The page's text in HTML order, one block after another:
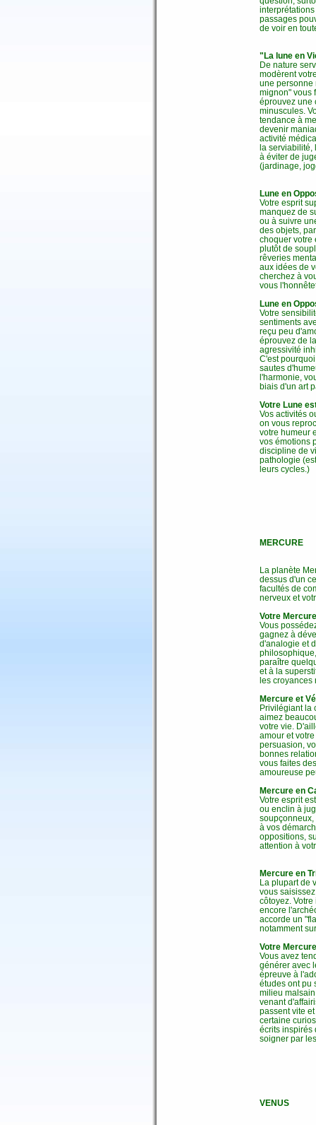
passages
de voir en
"La lune en
De nature
modèrent
une personne
mignon" vous
éprouvez une
minuscules.
tendance à
devenir
activité
la serviabilité,
à éviter de
(jardinage,
Lune en
Votre esprit
manquez de
ou à suivre
des objets,
choquer votre
plutôt de
rêveries
aux idées de
cherchez à
vous
Lune en
Votre
sentiments
reçu peu
éprouvez de
agressivité
C'est
sautes
l'harmonie,
biais d'un art
Votre Lune
Vos activités
on vous
votre humeur
vos émotions
discipline de
pathologie
leurs cycles.)
MERCURE
La planète
dessus d'un
facultés de
nerveux et
Votre
Vous
gagnez à
d'analogie et
paraître
et à la
les croyances
Mercure et
Privilégiant la
aimez
votre vie.
amour et
persuasion,
bonnes
vous faites
amoureuse
Mercure en
Votre esprit
ou enclin à
soupçonneux,
à vos
oppositions,
attention à
Mercure en
La plupart de
vous
côtoyez.
encore
accorde un
notamment
Votre
Vous avez
générer avec
épreuve à
études ont pu
milieu
venant
passent vite
certaine
écrits inspirés
soigner par
VENUS